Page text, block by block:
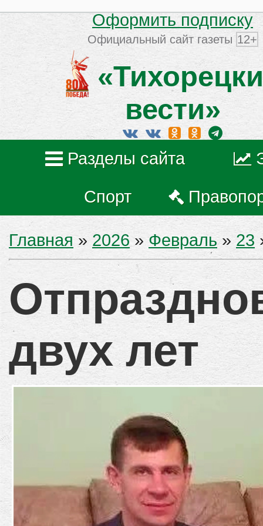
Оформить подписку
Официальный сайт газеты 12+
вести»
Разделы сайта
Спорт
Главная » 2026 » Февраль » 23
двух лет